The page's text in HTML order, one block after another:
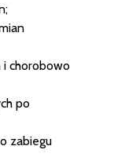
i chorobowo
po
zabiegu